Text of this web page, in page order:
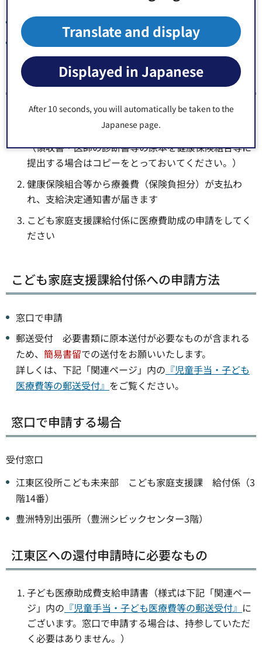
Translate and display
Displayed in Japanese
After 10 seconds, you will automatically be taken to the
Japanese page.
補装具や治療用眼鏡を作ったとき
高額療養費等が発生するとき
手続きの流れ
お子様が加入している健康保険組合等に療養費（保険
負担分）の支給を申請してください
（領収書・医師の診断書等の原本を健康保険組合等に
提出する場合はコピーをとっておいてください。）
健康保険組合等から療養費（保険負担分）が支払わ
れ、支給決定通知書が届きます
こども家庭支援課給付係に医療費助成の申請をしてく
ださい
こども家庭支援課給付係への申請方法
窓口で申請
郵送受付 必要書類に原本送付が必要なものが含まれる
ため、 簡易書留での送付をお願いいたします。
詳しくは、下記「関連ページ」内の 『児童手当・子ども
医療費等の郵送受付』 をご覧ください。
窓口で申請する場合
受付窓口
江東区役所こども未来部 こども家庭支援課 給付係（3
階14番）
豊洲特別出張所（豊洲シビックセンター3階）
江東区への還付申請時に必要なもの
子ども医療助成費支給申請書（様式は下記「関連ペー
ジ」内の 『児童手当・子ども医療費等の郵送受付』 に
ございます。窓口で申請する場合は、持参していただ
く必要はありません。）